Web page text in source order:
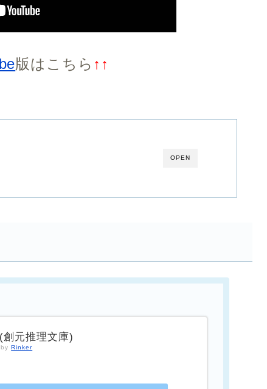
版はこちら ↑↑
OPEN
創元推理文庫)
byRinker